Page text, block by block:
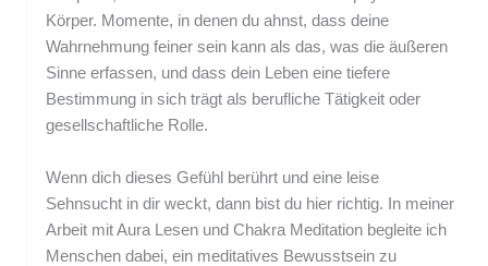
Körper. Momente, in denen du ahnst, dass deine
Wahrnehmung feiner sein kann als das, was die äußeren
Sinne erfassen, und dass dein Leben eine tiefere
Bestimmung in sich trägt als berufliche Tätigkeit oder
gesellschaftliche Rolle.
Wenn dich dieses Gefühl berührt und eine leise
Sehnsucht in dir weckt, dann bist du hier richtig. In meiner
Arbeit mit Aura Lesen und Chakra Meditation begleite ich
Menschen dabei, ein meditatives Bewusstsein zu